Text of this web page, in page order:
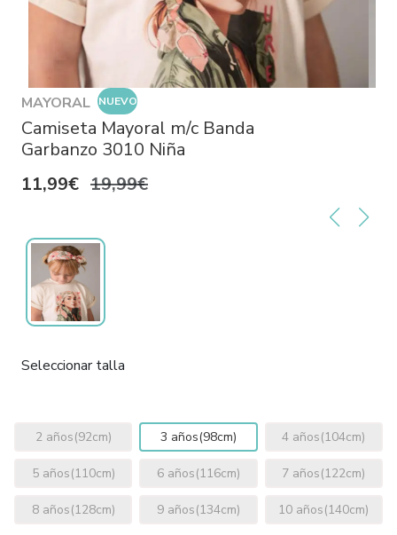
MAYORAL NUEVO
Camiseta Mayoral m/c Banda
Garbanzo 3010 Niña
11,99€ 19,99€
Seleccionar talla
2 años(92cm) 3 años(98cm) 4 años(104cm)
5 años(110cm) 6 años(116cm) 7 años(122cm)
8 años(128cm) 9 años(134cm) 10 años(140cm)